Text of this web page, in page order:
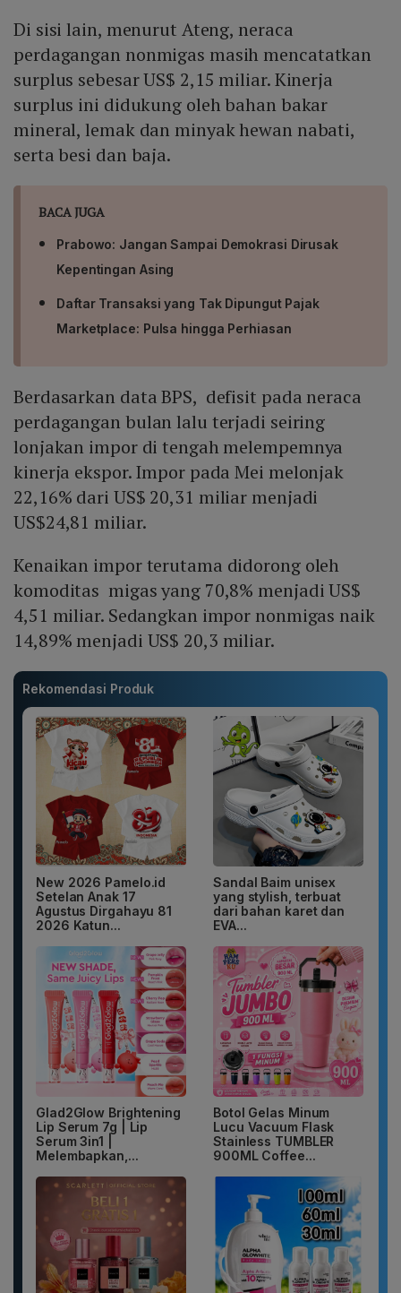
Di sisi lain, menurut Ateng, neraca
perdagangan nonmigas masih mencatatkan
surplus sebesar US$ 2,15 miliar. Kinerja
surplus ini didukung oleh bahan bakar
mineral, lemak dan minyak hewan nabati,
serta besi dan baja.
BACA JUGA
Prabowo: Jangan Sampai Demokrasi Dirusak
Kepentingan Asing
Daftar Transaksi yang Tak Dipungut Pajak
Marketplace: Pulsa hingga Perhiasan
Berdasarkan data BPS, defisit pada neraca
perdagangan bulan lalu terjadi seiring
lonjakan impor di tengah melempemnya
kinerja ekspor. Impor pada Mei melonjak
22,16% dari US$ 20,31 miliar menjadi
US$24,81 miliar.
Kenaikan impor terutama didorong oleh
komoditas migas yang 70,8% menjadi US$
4,51 miliar. Sedangkan impor nonmigas naik
14,89% menjadi US$ 20,3 miliar.
Rekomendasi Produk
New 2026 Pamelo.id
Setelan Anak 17
Agustus Dirgahayu 81
2026 Katun...
Sandal Baim unisex
yang stylish, terbuat
dari bahan karet dan
EVA...
Glad2Glow Brightening
Lip Serum 7g | Lip
Serum 3in1 |
Melembapkan,...
Botol Gelas Minum
Lucu Vacuum Flask
Stainless TUMBLER
900ML Coffee...